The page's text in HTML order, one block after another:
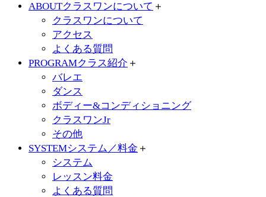
ABOUTクラスワンについて ＋
クラスワンについて
アクセス
よくある質問
PROGRAMクラス紹介 ＋
バレエ
ダンス
ボディー&コンディショニング
クラスワンJr
その他
SYSTEMシステム／料金 ＋
システム
レッスン料金
よくある質問